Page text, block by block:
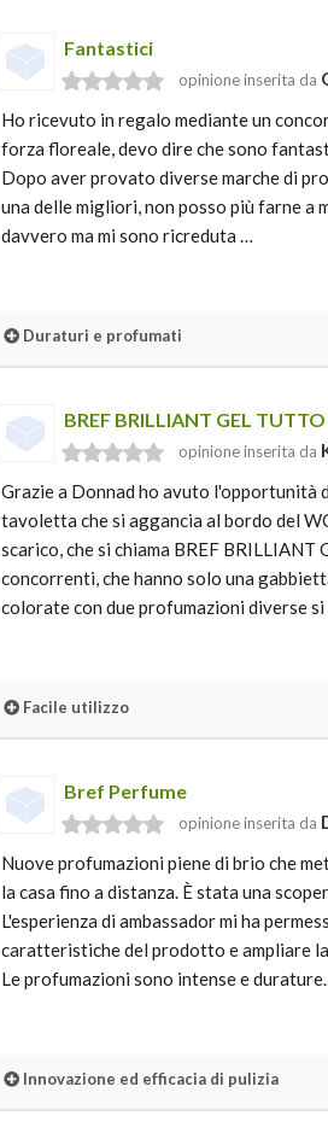
Fantastici
opinione inserita da
Ho ricevuto in regalo mediante un
forza floreale, devo dire che sono
Dopo aver provato diverse marche di
una delle migliori, non posso più farne
davvero ma mi sono ricreduta …
Duraturi e profumati
BREF BRILLIANT GEL
opinione inserita da
Grazie a Donnad ho avuto
tavoletta che si aggancia al bordo del
scarico, che si chiama BREF
concorrenti, che hanno solo una
colorate con due profumazioni diverse
Facile utilizzo
Bref Perfume
opinione inserita da
Nuove profumazioni piene di brio che
la casa fino a distanza. È stata una
L'esperienza di ambassador mi ha
caratteristiche del prodotto e ampliare
Le profumazioni sono intense e
Innovazione ed efficacia di pulizia